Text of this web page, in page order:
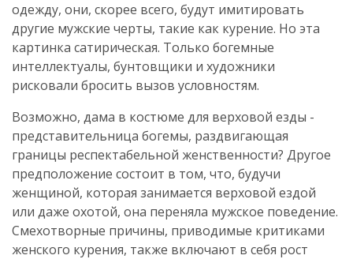
одежду, они, скорее всего, будут имитировать
другие мужские черты, такие как курение. Но эта
картинка сатирическая. Только богемные
интеллектуалы, бунтовщики и художники
рисковали бросить вызов условностям.
Возможно, дама в костюме для верховой езды -
представительница богемы, раздвигающая
границы респектабельной женственности? Другое
предположение состоит в том, что, будучи
женщиной, которая занимается верховой ездой
или даже охотой, она переняла мужское поведение.
Смехотворные причины, приводимые критиками
женского курения, также включают в себя рост